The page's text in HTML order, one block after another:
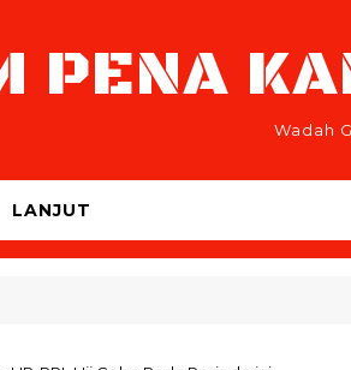
PENA
Wadah
LANJUT